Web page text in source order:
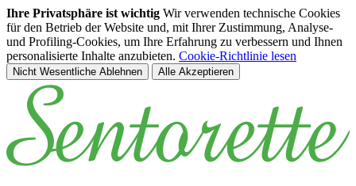
Ihre Privatsphäre ist wichtig Wir verwenden technische Cookies
für den Betrieb der Website und, mit Ihrer Zustimmung, Analyse-
und Profiling-Cookies, um Ihre Erfahrung zu verbessern und Ihnen
personalisierte Inhalte anzubieten. Cookie-Richtlinie lesen
Nicht Wesentliche Ablehnen Alle Akzeptieren
Zum Hauptinhalt springen